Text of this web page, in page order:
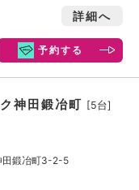
詳細へ
予約する
神田鍛冶町 [5台]
田鍛冶町3-2-5